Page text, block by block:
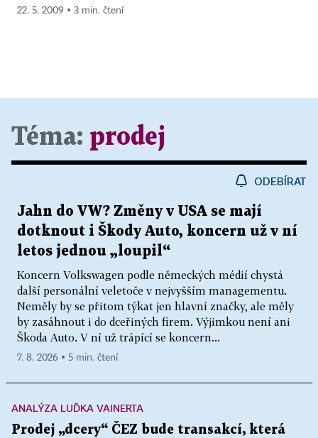
22. 5. 2009 ▪ 3 min. čtení
Téma: prodej
ODEBÍRAT
Jahn do VW? Změny v USA se mají
dotknout i Škody Auto, koncern už v ní
letos jednou „loupil“
Koncern Volkswagen podle německých médií chystá
další personální veletoče v nejvyšším managementu.
Neměly by se přitom týkat jen hlavní značky, ale měly
by zasáhnout i do dceřiných firem. Výjimkou není ani
Škoda Auto. V ní už trápící se koncern...
7. 8. 2026 ▪ 5 min. čtení
ANALÝZA LUĎKA VAINERTA
Prodej „dcery“ ČEZ bude transakcí, která